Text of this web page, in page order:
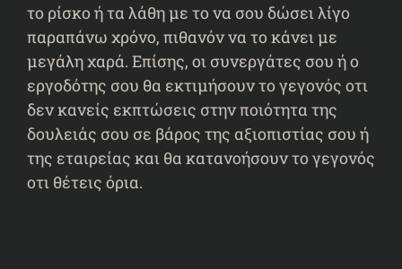
το ρίσκο ή τα λάθη με το να σου δώσει λίγο
παραπάνω χρόνο, πιθανόν να το κάνει με
μεγάλη χαρά. Επίσης, οι συνεργάτες σου ή ο
εργοδότης σου θα εκτιμήσουν το γεγονός οτι
δεν κανείς εκπτώσεις στην ποιότητα της
δουλειάς σου σε βάρος της αξιοπιστίας σου ή
της εταιρείας και θα κατανοήσουν το γεγονός
οτι θέτεις όρια.